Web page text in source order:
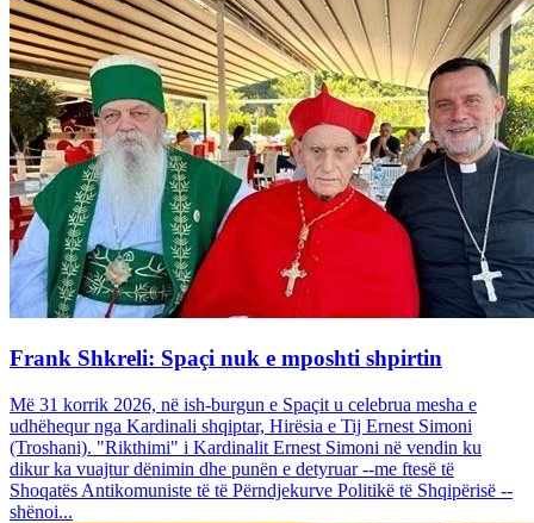
Frank Shkreli: Spaçi nuk e mposhti shpirtin
Më 31 korrik 2026, në ish-burgun e Spaçit u celebrua mesha e
udhëhequr nga Kardinali shqiptar, Hirësia e Tij Ernest Simoni
(Troshani). "Rikthimi" i Kardinalit Ernest Simoni në vendin ku
dikur ka vuajtur dënimin dhe punën e detyruar --me ftesë të
Shoqatës Antikomuniste të të Përndjekurve Politikë të Shqipërisë --
shënoi...